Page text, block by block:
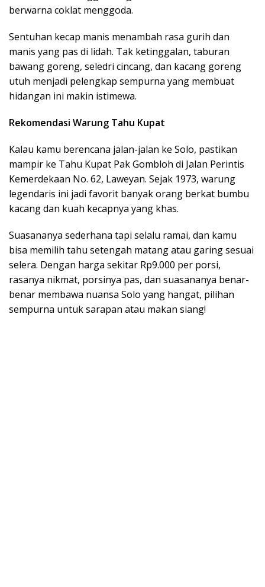
berwarna coklat menggoda.
Sentuhan kecap manis menambah rasa gurih dan
manis yang pas di lidah. Tak ketinggalan, taburan
bawang goreng, seledri cincang, dan kacang goreng
utuh menjadi pelengkap sempurna yang membuat
hidangan ini makin istimewa.
Rekomendasi Warung Tahu Kupat
Kalau kamu berencana jalan-jalan ke Solo, pastikan
mampir ke Tahu Kupat Pak Gombloh di Jalan Perintis
Kemerdekaan No. 62, Laweyan. Sejak 1973, warung
legendaris ini jadi favorit banyak orang berkat bumbu
kacang dan kuah kecapnya yang khas.
Suasananya sederhana tapi selalu ramai, dan kamu
bisa memilih tahu setengah matang atau garing sesuai
selera. Dengan harga sekitar Rp9.000 per porsi,
rasanya nikmat, porsinya pas, dan suasananya benar-
benar membawa nuansa Solo yang hangat, pilihan
sempurna untuk sarapan atau makan siang!